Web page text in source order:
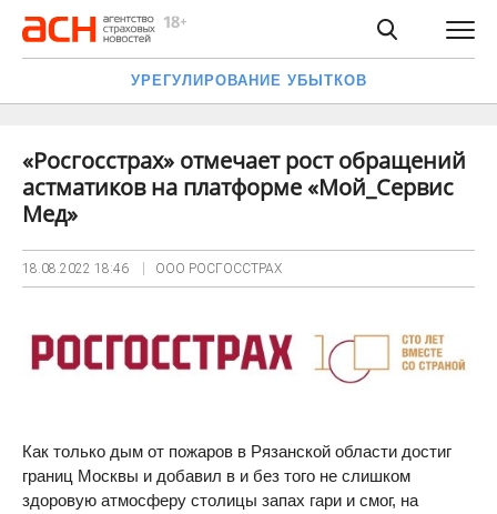
УРЕГУЛИРОВАНИЕ УБЫТКОВ
«Росгосстрах» отмечает рост обращений
астматиков на платформе «Мой_Сервис
Мед»
18.08.2022 18:46 ООО РОСГОССТРАХ
Как только дым от пожаров в Рязанской области достиг
границ Москвы и добавил в и без того не слишком
здоровую атмосферу столицы запах гари и смог, на